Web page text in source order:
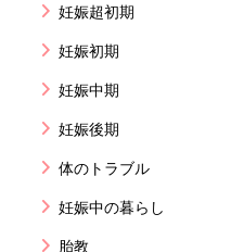
妊娠超初期
妊娠初期
妊娠中期
妊娠後期
体のトラブル
妊娠中の暮らし
胎教